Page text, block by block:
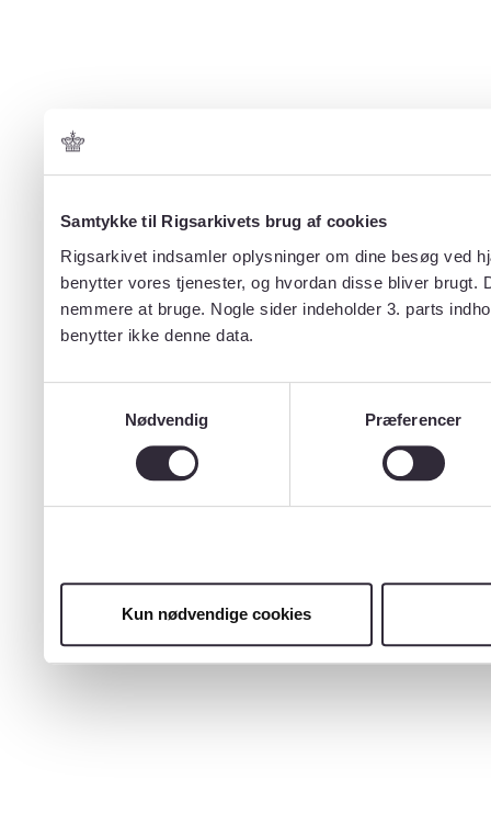
Samtykke til Rigsarkivets brug af cookies
Rigsarkivet indsamler oplysninger om dine besøg ved
benytter vores tjenester, og hvordan disse bliver
nemmere at bruge. Nogle sider indeholder 3. parts
benytter ikke denne data.
Nødvendig
Præferencer
Kun nødvendige cookies